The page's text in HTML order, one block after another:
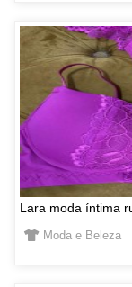
Lara moda íntima
Moda e Beleza